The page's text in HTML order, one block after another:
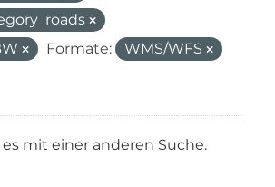
Formate:
WMS/WFS
mit einer anderen Suche.